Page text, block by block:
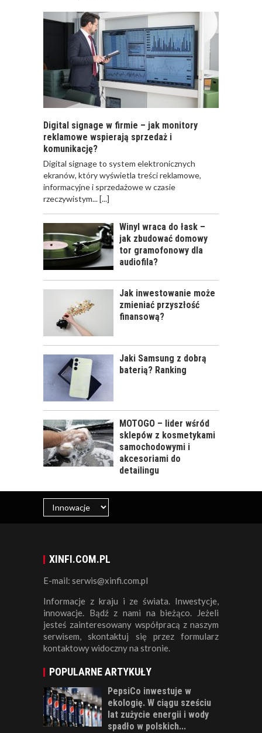
Digital signage w firmie – jak monitory
reklamowe wspierają sprzedaż i
komunikację?
​Digital signage to system elektronicznych
ekranów, który wyświetla treści reklamowe,
informacyjne i sprzedażowe w czasie
rzeczywistym...[...]
Winyl wraca do łask –
jak zbudować domowy
tor gramofonowy dla
audiofila?
Jak inwestowanie może
zmieniać przyszłość
finansową?
Jaki Samsung z dobrą
baterią? Ranking
MOTOGO – lider wśród
sklepów z kosmetykami
samochodowymi i
akcesoriami do
detailingu
XINFI.COM.PL
E-mail: serwis@xinfi.com.pl
Informacje z kraju i ze świata. Inwestycje,
innowacje. Bądź z nami na bieżąco. Jeżeli
jesteś zainteresowany współpracą z naszym
serwisem, skontaktuj się przez formularz
kontaktowy widoczny na stronie.
POPULARNE ARTYKUŁY
PepsiCo inwestuje w
ekologię. W ciągu sześciu
lat zużycie energii i wody
spadło w polskich...